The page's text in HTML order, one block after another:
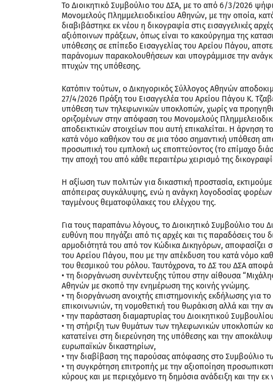
Το Διοικητικό Συμβούλιο του ΔΣΑ, με το από 6/3/2026
Μονομελούς Πλημμελειοδικείου Αθηνών, με την οποία,
διαβιβάστηκε εκ νέου η δικογραφία στις εισαγγελικές
αξιόποινων πράξεων, όπως είναι το κακούργημα της
υπόθεσης σε επίπεδο Εισαγγελίας του Αρείου Πάγου,
παράνομων παρακολουθήσεων και υπογράμμισε την
πτυχών της υπόθεσης.
Κατόπιν τούτων, ο Δικηγορικός Σύλλογος Αθηνών
27/4/2026 Πράξη του Εισαγγελέα του Αρείου Πάγου Κ.
υπόθεση των τηλεφωνικών υποκλοπών, χωρίς να
οριζομένων στην απόφαση του Μονομελούς
αποδεικτικών στοιχείων που αυτή επικαλείται. Η άρνηση
κατά νόμο καθήκον του σε μια τόσο σημαντική υπόθεση
προσωπική του εμπλοκή ως εποπτεύοντος (το επίμαχο
την αποχή του από κάθε περαιτέρω χειρισμό της
Η αξίωση των πολιτών για δικαστική προστασία,
απόπειρας συγκάλυψης, ενώ η ανάγκη λογοδοσίας φορέων
ταγμένους θεματοφύλακες του ελέγχου της.
Για τους παραπάνω λόγους, το Διοικητικό Συμβούλιο του
ευθύνη που πηγάζει από τις αρχές και τις παραδόσεις
αρμοδιότητά του από τον Κώδικα Δικηγόρων, αποφασίζει
του Αρείου Πάγου, που με την απέκδυση του κατά νόμο
του θεσμικού του ρόλου. Ταυτόχρονα, το ΔΣ του ΔΣΑ
• τη διοργάνωση συνέντευξης τύπου στην αίθουσα
Αθηνών με σκοπό την ενημέρωση της κοινής γνώμης.
• τη διοργάνωση ανοιχτής επιστημονικής εκδήλωσης για
επικοινωνιών, τη νομοθετική του θωράκιση αλλά και την
• την παράσταση διαμαρτυρίας του Διοικητικού
• τη στήριξη των θυμάτων των τηλεφωνικών υποκλοπών
κατατείνει στη διερεύνηση της υπόθεσης και την
ευρωπαϊκών δικαστηρίων,
• την διαβίβαση της παρούσας απόφασης στο Συμβούλιο
• τη συγκρότηση επιτροπής με την αξιοποίηση
κύρους και με περιεχόμενο τη δημόσια ανάδειξη και την